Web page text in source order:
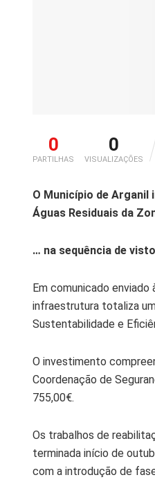
0
PARTILHAS
0
VISUALIZAÇÕES
O Município de
Águas Residuais da
… na sequência de
Em comunicado enviado
infraestrutura totaliza
Sustentabilidade e
O investimento
Coordenação de
755,00€.
Os trabalhos de
terminada início de
com a introdução de